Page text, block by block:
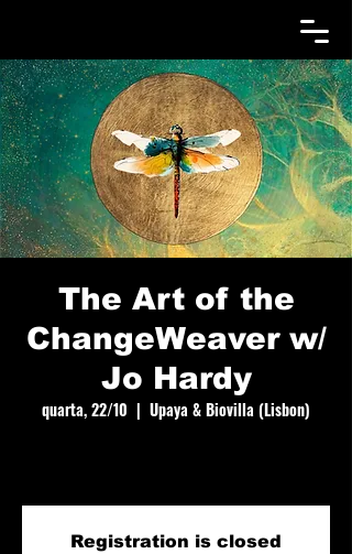
The Art of the
ChangeWeaver w/
Jo Hardy
quarta, 22/10
  |
Upaya & Biovilla (Lisbon)
Registration is closed